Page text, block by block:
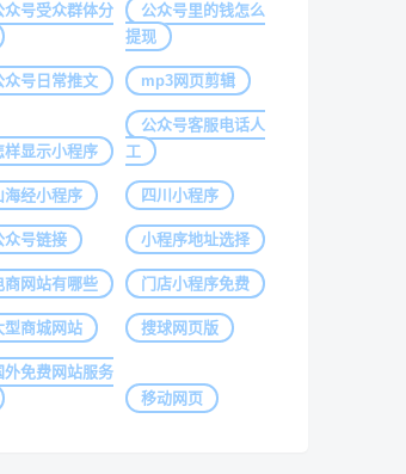
众号受众群体分
公众号里的钱怎么
提现
众号日常推文 mp3网页剪辑
样显示小程序
公众号客服电话人
工
海经小程序 四川小程序
众号链接 小程序地址选择
商网站有哪些 门店小程序免费
型商城网站 搜球网页版
外免费网站服务
移动网页